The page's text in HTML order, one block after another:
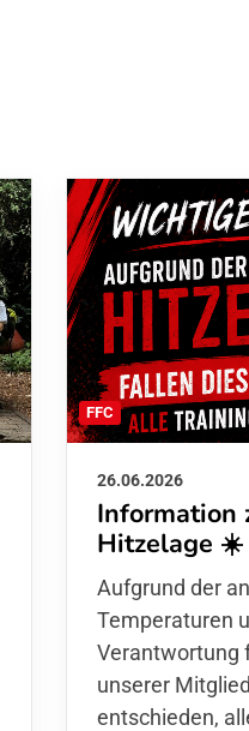
FFC
26.06.2026
Information
Hitzelage ☀️
Aufgrund der
Temperaturen
Verantwortung
unserer
entschieden,